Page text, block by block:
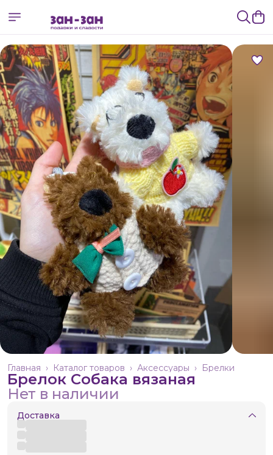
Брелки
Аксессуары ›
Каталог товаров ›
Главная ›
Брелок Собака вязаная
Нет в наличии
Доставка